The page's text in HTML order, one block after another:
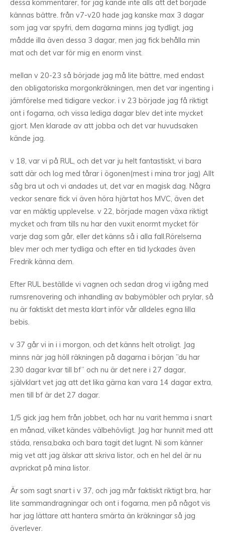
dessa kommentarer, för jag kände inte alls att det började
kännas bättre. från v7-v20 hade jag kanske max 3 dagar
som jag var spyfri, dem dagarna minns jag tydligt, jag
mådde illa även dessa 3 dagar, men jag fick behålla min
mat och det var för mig en enorm vinst.
mellan v 20-23 så började jag må lite bättre, med endast
den obligatoriska morgonkräkningen, men det var ingenting i
jämförelse med tidigare veckor. i v 23 började jag få riktigt
ont i fogarna, och vissa lediga dagar blev det inte mycket
gjort. Men klarade av att jobba och det var huvudsaken
kände jag.
v 18, var vi på RUL, och det var ju helt fantastiskt, vi bara
satt där och log med tårar i ögonen(mest i mina tror jag) Allt
såg bra ut och vi andades ut, det var en magisk dag. Några
veckor senare fick vi även höra hjärtat hos MVC, även det
var en mäktig upplevelse. v 22, började magen växa riktigt
mycket och fram tills nu har den vuxit enormt mycket för
varje dag som går, eller det känns så i alla fall.Rörelserna
blev mer och mer tydliga och efter en tid lyckades även
Fredrik känna dem.
Efter RUL beställde vi vagnen och sedan drog vi igång med
rumsrenovering och inhandling av babymöbler och prylar, så
nu är faktiskt det mesta klart inför vår alldeles egna lilla
bebis.
v 37 går vi in i i morgon, och det känns helt otroligt. Jag
minns när jag höll räkningen på dagarna i början ”du har
230 dagar kvar till bf” och nu är det nere i 27 dagar,
självklart vet jag att det lika gärna kan vara 14 dagar extra,
men till bf är det 27 dagar.
1/5 gick jag hem från jobbet, och har nu varit hemma i snart
en månad, vilket kändes välbehövligt. Jag har hunnit med att
städa, rensa,baka och bara tagit det lugnt. Ni som känner
mig vet att jag älskar att skriva listor, och en hel del är nu
avprickat på mina listor.
Är som sagt snart i v 37, och jag mår faktiskt riktigt bra, har
lite sammandragningar och ont i fogarna, men på något vis
har jag lättare att hantera smärta än kräkningar så jag
överlever.